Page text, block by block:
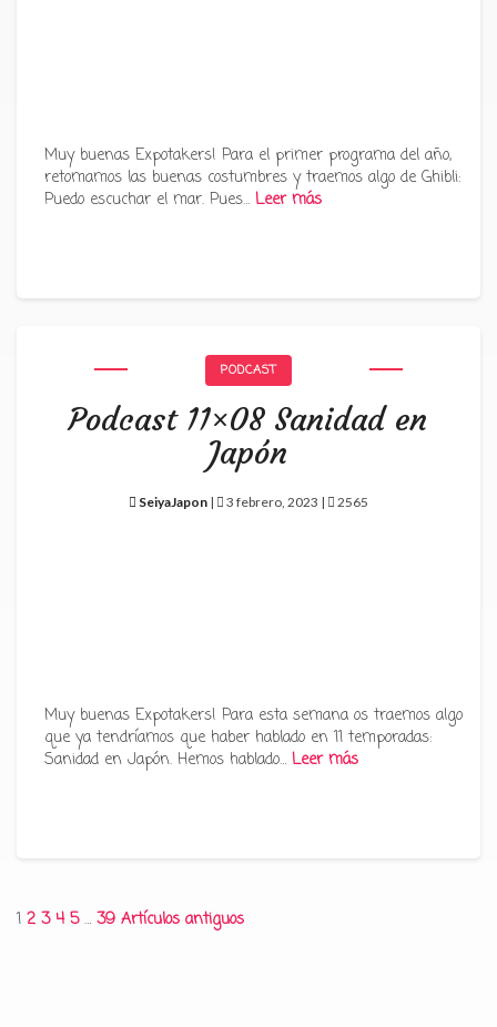
Muy buenas Expotakers! Para el primer programa del año,
retomamos las buenas costumbres y traemos algo de Ghibli:
Puedo escuchar el mar. Pues… Leer más
PODCAST
Podcast 11×08 Sanidad en
Japón
SeiyaJapon | 3 febrero, 2023 | 2565
Muy buenas Expotakers! Para esta semana os traemos algo
que ya tendríamos que haber hablado en 11 temporadas:
Sanidad en Japón. Hemos hablado… Leer más
Paginación
1 2 3 4 5 … 39 Artículos antiguos